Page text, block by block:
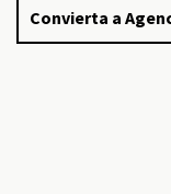
Convierta a